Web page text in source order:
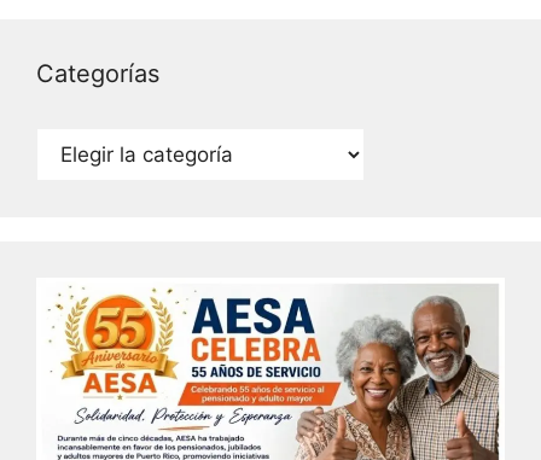
Categorías
Categorías